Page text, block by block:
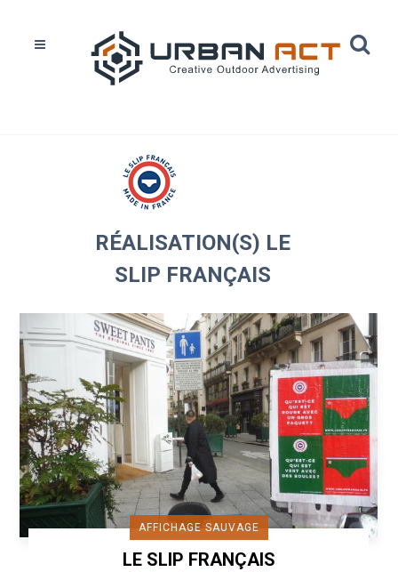
RÉALISATION(S) LE
SLIP FRANÇAIS
AFFICHAGE SAUVAGE
LE SLIP FRANÇAIS